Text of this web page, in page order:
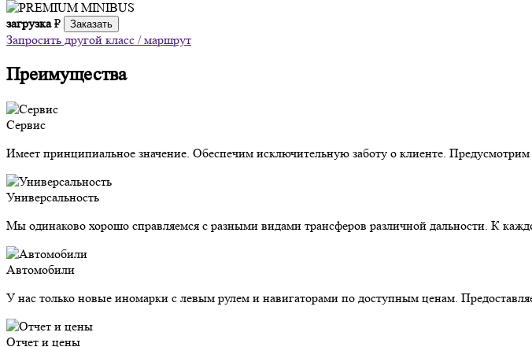
загрузка₽ Заказать
Запросить другой класс / маршрут
Преимущества
Сервис
Имеет принципиальное значение. Обеспечим исключительную заботу о клиенте. Предусмотрим
Универсальность
Мы одинаково хорошо справляемся с разными видами трансферов различной дальности. К
Автомобили
У нас только новые иномарки с левым рулем и навигаторами по доступным ценам.
Отчет и цены